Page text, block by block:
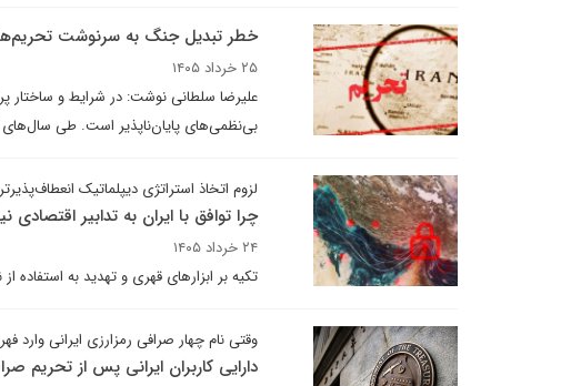
خطر تبدیل جنگ به سرنوشت
۲۵ خرداد ۱۴۰۵
علیرضا سلطانی نوشت: در شرایط و ساختار
بی‌نظمی‌های پایان‌ناپذیر است. طی
لزوم اتخاذ استراتژی دیپلماتیک
چرا توافق با ایران به تدابیر اقتصادی
۲۴ خرداد ۱۴۰۵
تکیه بر ابزارهای قهری و تهدید به استفاده
وقتی نام چهار صرافی رمزارزی ایرانی وارد
دارایی کاربران ایرانی پس از تحریم